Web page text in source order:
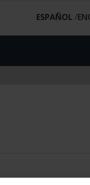
ESPAÑOL /